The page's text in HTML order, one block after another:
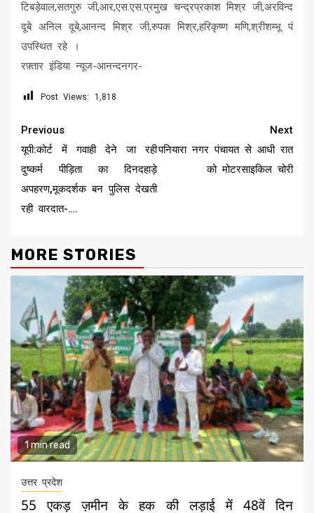
टिबड़ेवाल,सतगुरु जी,आर,एस.एस.प्रमुख चन्द्रप्रकाश मिश्र जी,अरविन्द
दूबे अनिल दूबे,आनन्द मिश्र जी,रुपक मिश्र,हरिकृष्ण मणि,श्रीशम्भू पं
उपस्थित रहे ।
रफ़्तार इंडिया न्यूज-आनन्दनगर-
Post Views: 1,818
Continue
Reading
Previous
यूपी:कोर्ट में गवाही देने जा रही
दुष्कर्म पीड़िता का दिनदहाड़े
अपहरण,मूकदर्शक बन पुलिस देखती
रही वारदात-….
Next
पनियारा नगर पंचायत से आधी रात
को मोटरसाइकिल चोरी
MORE STORIES
1 min read
उत्तर प्रदेश
55 एकड़ ज़मीन के हक की लड़ाई में 48वें दिन